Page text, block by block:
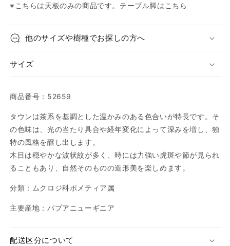
※こちらは天板のみの商品です。テーブル脚は こちら
他のサイズや樹種でお探しの方へ
サイズ
商品番号：52659
タウンは茶系を基調とした温かみのある色合いが特長です。そ
の色味は、光の当たり具合や経年変化によって深みを増し、独
特の風格を醸し出します。
木目は穏やかな波状紋が多く、時には力強い虎斑や節が見られ
ることもあり、自然そのものの造形美を楽しめます。
分類：ムクロジ科ポメティア属
主要産地：パプアニューギニア
配送区分について